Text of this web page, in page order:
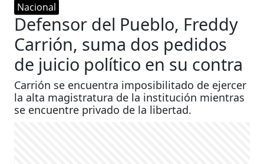
Nacional
Defensor del Pueblo, Freddy
Carrión, suma dos pedidos
de juicio político en su contra
Carrión se encuentra imposibilitado de ejercer
la alta magistratura de la institución mientras
se encuentre privado de la libertad.